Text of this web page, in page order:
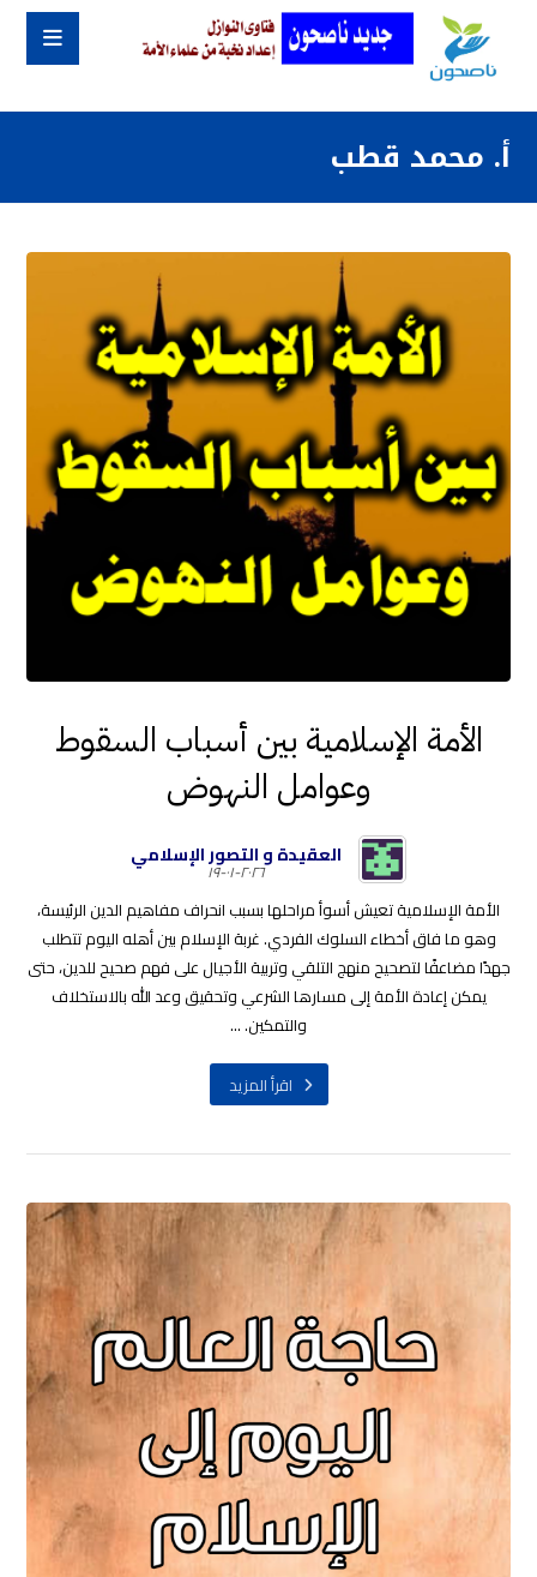
أ. محمد قطب
الأمة الإسلامية بين أسباب السقوط
وعوامل النهوض
العقيدة و التصور الإسلامي
٢٠٢٦-٠١-١٩
الأمة الإسلامية تعيش أسوأ مراحلها بسبب انحراف مفاهيم الدين الرئيسة،
وهو ما فاق أخطاء السلوك الفردي. غربة الإسلام بين أهله اليوم تتطلب
جهدًا مضاعفًا لتصحيح منهج التلقي وتربية الأجيال على فهم صحيح للدين، حتى
يمكن إعادة الأمة إلى مسارها الشرعي وتحقيق وعد الله بالاستخلاف
والتمكين. ...
اقرأ المزيد